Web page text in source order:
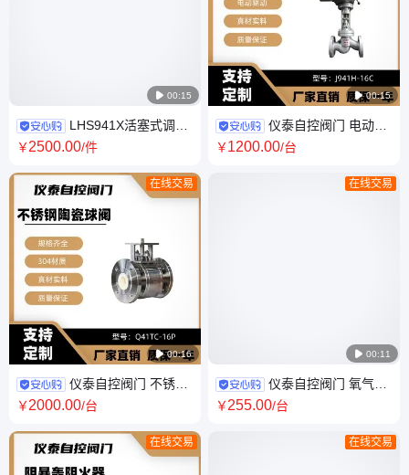
 00:15
LHS941X活塞式调流
调压阀电动控制多功能流量调
￥2500.00/件
 00:16
在线交易
仪泰自控阀门 不锈钢
陶瓷球阀Q41TC-16P氧化锆耐
￥2000.00/台
在线交易
 00:15
仪泰自控阀门 电动截
止阀J941H蒸汽管道高压高温
￥1200.00/台
 00:11
在线交易
仪泰自控阀门 氧气专
用球阀 YQ41F-16P不锈钢304
￥255.00/台
在线交易